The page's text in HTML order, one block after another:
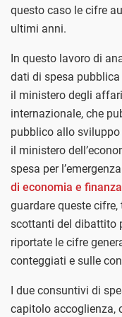
questo caso le cifre
ultimi anni.
In questo lavoro di
dati di spesa
il ministero degli
internazionale, che
pubblico allo
il ministero
spesa per
di economia e
guardare queste
scottanti del dibattito
riportate le cifre
conteggiati e sulle
I due consuntivi di
capitolo accoglienza,